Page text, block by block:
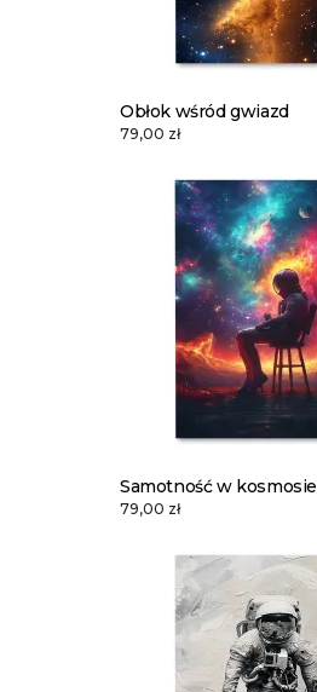
Obłok wśród gwiazd
79,00 zł
Samotność w kosmosie
79,00 zł